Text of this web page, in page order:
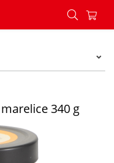
od marelice 340 g -
340 g